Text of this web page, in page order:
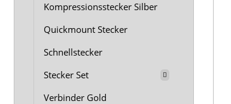
Kompressionsstecker Silber
Quickmount Stecker
Schnellstecker
Stecker Set
Verbinder Gold